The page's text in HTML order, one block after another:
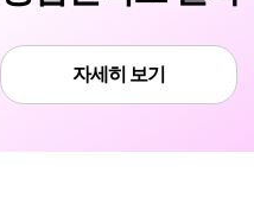
자세히 보기